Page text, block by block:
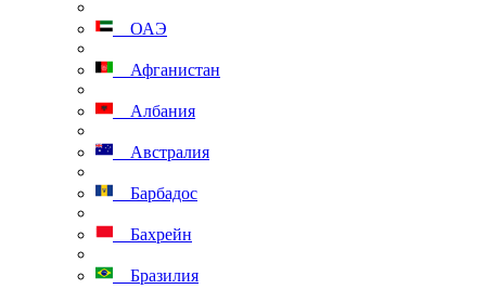
ОАЭ
Афганистан
Албания
Австралия
Барбадос
Бахрейн
Бразилия